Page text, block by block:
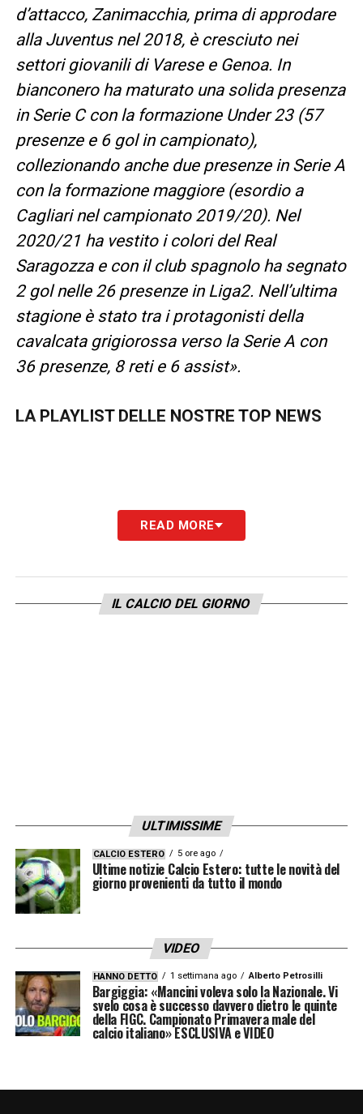
d’attacco, Zanimacchia, prima di approdare
alla Juventus nel 2018, è cresciuto nei
settori giovanili di Varese e Genoa. In
bianconero ha maturato una solida presenza
in Serie C con la formazione Under 23 (57
presenze e 6 gol in campionato),
collezionando anche due presenze in Serie A
con la formazione maggiore (esordio a
Cagliari nel campionato 2019/20). Nel
2020/21 ha vestito i colori del Real
Saragozza e con il club spagnolo ha segnato
2 gol nelle 26 presenze in Liga2. Nell’ultima
stagione è stato tra i protagonisti della
cavalcata grigiorossa verso la Serie A con
36 presenze, 8 reti e 6 assist».
LA PLAYLIST DELLE NOSTRE TOP NEWS
READ MORE
IL CALCIO DEL GIORNO
ULTIMISSIME
CALCIO ESTERO 5 ore ago
Ultime notizie Calcio Estero: tutte le novità del
giorno provenienti da tutto il mondo
VIDEO
HANNO DETTO 1 settimana ago Alberto Petrosilli
Bargiggia: «Mancini voleva solo la Nazionale. Vi
svelo cosa è successo davvero dietro le quinte
della FIGC. Campionato Primavera male del
calcio italiano» ESCLUSIVA e VIDEO